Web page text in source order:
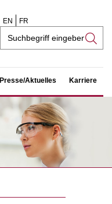
EN FR
Suchfeld
Presse/Aktuelles Karriere